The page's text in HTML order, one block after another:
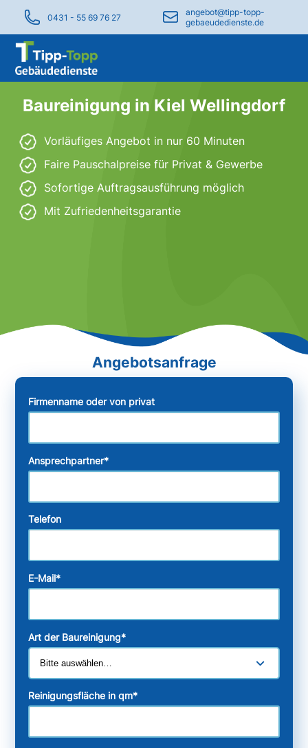
0431 - 55 69 76 27
angebot@tipp-topp-
gebaeudedienste.de
Baureinigung in Kiel Wellingdorf
Vorläufiges Angebot in nur 60 Minuten
Faire Pauschalpreise für Privat & Gewerbe
Sofortige Auftragsausführung möglich
Mit Zufriedenheitsgarantie
Firmenname oder von privat
Ansprechpartner*
Telefon
E-Mail*
Art der Baureinigung*
Reinigungsfläche in qm*